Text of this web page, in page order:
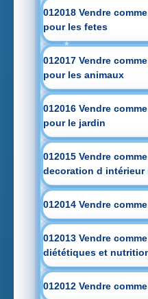
012018 Vendre
pour les fetes
012017 Vendre
pour les animaux
012016 Vendre
pour le jardin
012015 Vendre
decoration d intérieur
012014 Vendre
012013 Vendre
diététiques et
012012 Vendre